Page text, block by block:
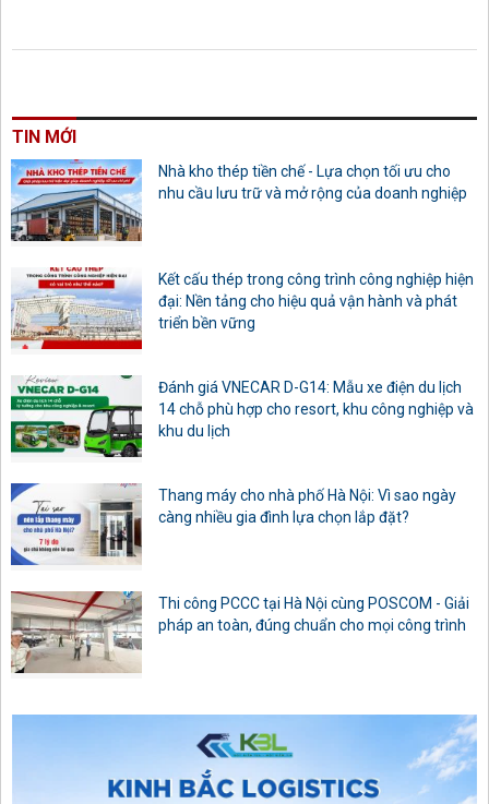
TIN MỚI
Nhà kho thép tiền chế - Lựa chọn tối ưu cho
nhu cầu lưu trữ và mở rộng của doanh nghiệp
Kết cấu thép trong công trình công nghiệp hiện
đại: Nền tảng cho hiệu quả vận hành và phát
triển bền vững
Đánh giá VNECAR D-G14: Mẫu xe điện du lịch
14 chỗ phù hợp cho resort, khu công nghiệp và
khu du lịch
Thang máy cho nhà phố Hà Nội: Vì sao ngày
càng nhiều gia đình lựa chọn lắp đặt?
Thi công PCCC tại Hà Nội cùng POSCOM - Giải
pháp an toàn, đúng chuẩn cho mọi công trình